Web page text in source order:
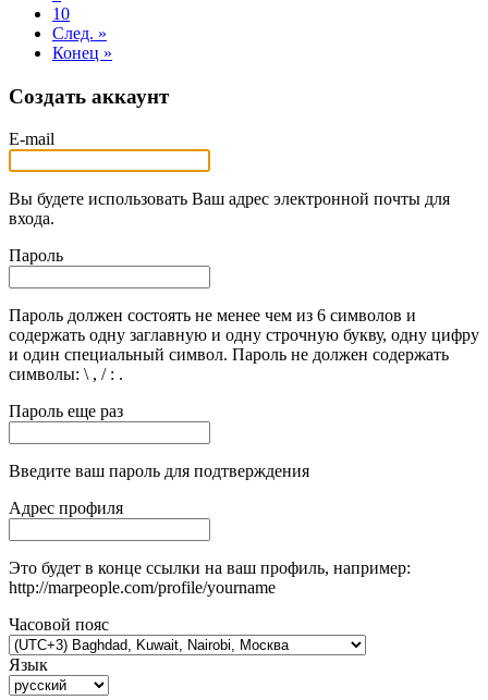
10
След. »
Конец »
Создать аккаунт
E-mail
Вы будете использовать Ваш адрес электронной почты для
входа.
Пароль
Пароль должен состоять не менее чем из 6 символов и
содержать одну заглавную и одну строчную букву, одну цифру
и один специальный символ. Пароль не должен содержать
символы: \ , / : .
Пароль еще раз
Введите ваш пароль для подтверждения
Адрес профиля
Это будет в конце ссылки на ваш профиль, например:
http://marpeople.com/profile/yourname
Часовой пояс
Язык